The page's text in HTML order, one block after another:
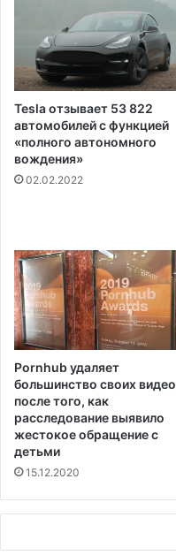
а
ш
н
и
м
и
в
р
и
н
к
а
м
и
,
г
о
в
о
р
и
т
В
а
н
е
с
с
ы
л
е
н
и
п
о
д
д
е
р
ж
а
з
Tesla отзывает 53 822
автомобилей с функцией
«полного автономного
вождения»
02.02.2022
Pornhub удаляет
большинство своих видео
после того, как
расследование выявило
жестокое обращение с
детьми
15.12.2020